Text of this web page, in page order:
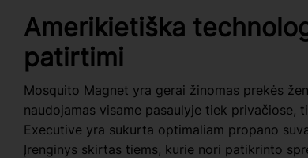
Amerikietiška
patirtimi
Mosquito Magnet yra gerai žinomas prekės
naudojamas visame pasaulyje tiek privačiose,
Executive yra sukurta optimaliam propano
Įrenginys skirtas tiems, kurie nori patikrinto